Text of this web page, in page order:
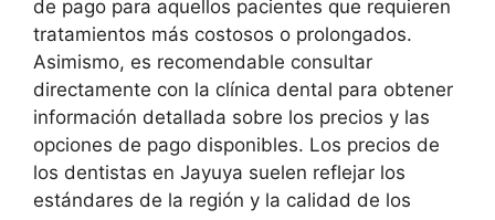
de pago para aquellos pacientes que requieren
tratamientos más costosos o prolongados.
Asimismo, es recomendable consultar
directamente con la clínica dental para obtener
información detallada sobre los precios y las
opciones de pago disponibles. Los precios de
los dentistas en Jayuya suelen reflejar los
estándares de la región y la calidad de los